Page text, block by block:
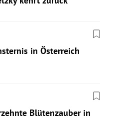
in Österreich
Blütenzauber in